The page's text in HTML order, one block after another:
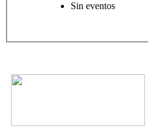
Sin eventos